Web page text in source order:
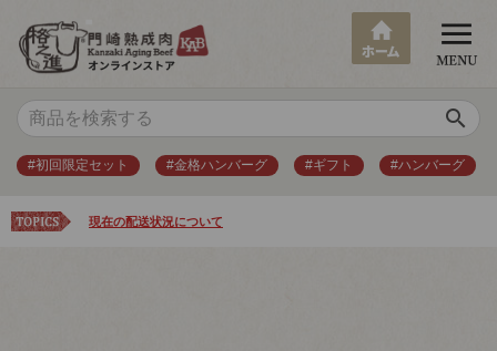
search
#初回限定セット #金格ハンバーグ #ギフト #ハンバーグ
現在の配送状況について